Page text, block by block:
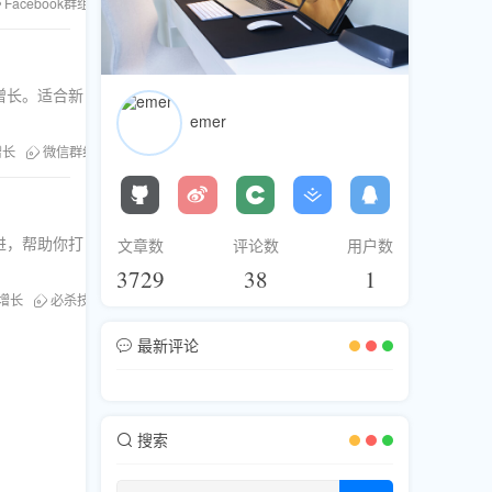
长。适合新
微信群组
，帮助你打
长 必杀技
emer
文章数
3729
评论数
38
用户数
1
最新评论
搜索